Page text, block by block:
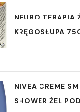
NEURO TERAPIA
KRĘGOSŁUPA
NIVEA CREME
SHOWER ŻEL